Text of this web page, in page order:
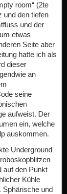
room“ (2te
und den tiefen
und der
etwas
Seite aber
hatte ich als
dieser
an
seine
aufweist. Der
ein, welche
auskommen.
Underground
auf den Punkt
Kühle
Sphärische und